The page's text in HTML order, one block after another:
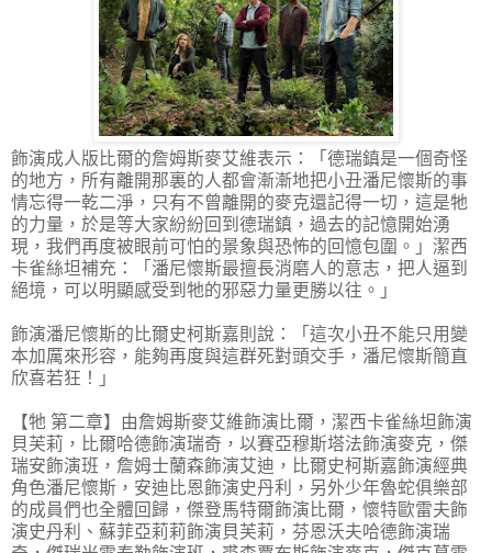
飾演成人版比爾的詹姆斯麥艾維表示：「德瑞鎮是一個奇怪
的地方，所有離開那裏的人都會漸漸地把小丑潘尼懷斯的事
情忘得一乾二淨，只有不曾離開的麥克還記得一切，這是牠
的力量，於是等大家紛紛回到德瑞鎮，過去的記憶開始湧
現，我們再度被眼前可怕的景象與恐怖的回憶包圍。」潔西
卡雀絲坦補充：「潘尼懷斯最擅長消磨人的意志，把人逼到
絕境，可以明顯感受到牠的邪惡力量更勝以往。」
飾演潘尼懷斯的比爾史柯斯嘉則說：「這次小丑不能只用變
本加厲來形容，能夠再度與這群死對頭交手，潘尼懷斯簡直
欣喜若狂！」
【牠 第二章】由詹姆斯麥艾維飾演比爾，潔西卡雀絲坦飾演
貝芙莉，比爾哈德飾演瑞奇，以賽亞穆斯塔法飾演麥克，傑
瑞安飾演班，詹姆士蘭森飾演艾迪，比爾史柯斯嘉飾演經典
角色潘尼懷斯，安迪比恩飾演史丹利，另外少年魯蛇俱樂部
的成員們也全體回歸，傑登馬特爾飾演比爾，懷特歐雷夫飾
演史丹利、蘇菲亞莉莉飾演貝芙莉，芬恩沃夫哈德飾演瑞